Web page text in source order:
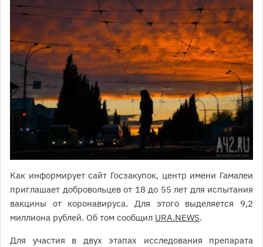
Как информирует сайт Госзакупок, центр имени Гамалеи
приглашает добровольцев от 18 до 55 лет для испытания
вакцины от коронавируса. Для этого выделяется 9,2
миллиона рублей. Об том сообщил URA.NEWS.
Для участия в двух этапах исследования препарата